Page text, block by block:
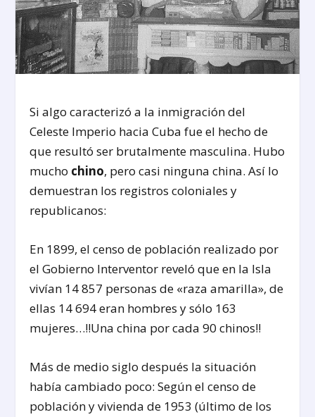
Si algo caracterizó a la inmigración del
Celeste Imperio hacia Cuba fue el hecho de
que resultó ser brutalmente masculina. Hubo
mucho chino, pero casi ninguna china. Así lo
demuestran los registros coloniales y
republicanos:
En 1899, el censo de población realizado por
el Gobierno Interventor reveló que en la Isla
vivían 14 857 personas de «raza amarilla», de
ellas 14 694 eran hombres y sólo 163
mujeres…!!Una china por cada 90 chinos!!
Más de medio siglo después la situación
había cambiado poco: Según el censo de
población y vivienda de 1953 (último de los